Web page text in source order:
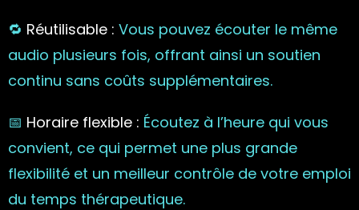
🔁 Réutilisable : Vous pouvez écouter le même
audio plusieurs fois, offrant ainsi un soutien
continu sans coûts supplémentaires.
📅 Horaire flexible : Écoutez à l’heure qui vous
convient, ce qui permet une plus grande
flexibilité et un meilleur contrôle de votre emploi
du temps thérapeutique.